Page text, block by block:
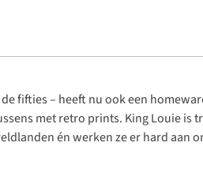
fifties– heeft nu ook een
met retro prints. King Louie is
én werken ze er hard aan